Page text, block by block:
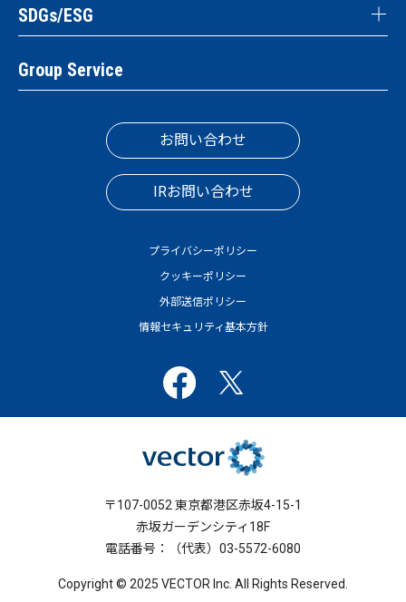
SDGs/ESG
Group Service
お問い合わせ
IRお問い合わせ
プライバシーポリシー
クッキーポリシー
外部送信ポリシー
情報セキュリティ基本方針
〒107-0052 東京都港区赤坂4-15-1
赤坂ガーデンシティ18F
電話番号：（代表）03-5572-6080
Copyright © 2025 VECTOR Inc. All Rights Reserved.